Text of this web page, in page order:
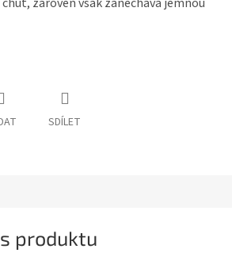
zároveň však zanechává jemnou
SDÍLET
produktu